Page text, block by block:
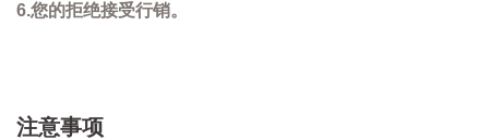
6.您的拒绝接受行销。
注意事项